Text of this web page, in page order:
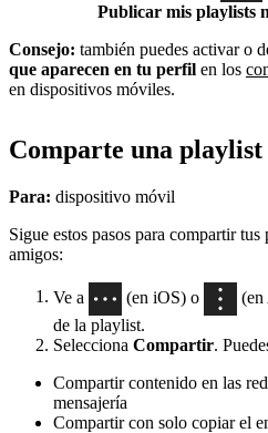
Publicar mis playlists
Consejo: también puedes activar o
que aparecen en tu perfil en los
en dispositivos móviles.
Comparte una
Para: dispositivo móvil
Sigue estos pasos para compartir
amigos:
Ve a (en iOS) o
(en
de la playlist.
Selecciona Compartir.
Compartir contenido en las
mensajería
Compartir con solo copiar el